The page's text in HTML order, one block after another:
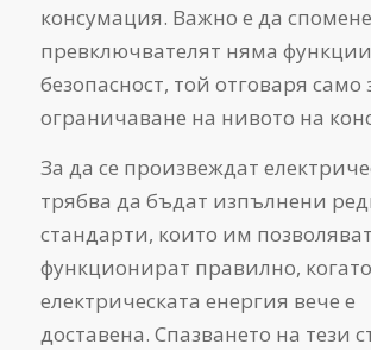
консумация. Важно е да
превключвателят няма функции
безопасност, той отговаря само
ограничаване на нивото на
За да се произвеждат
трябва да бъдат изпълнени
стандарти, които им
функционират правилно, когато
електрическата енергия вече е
доставена. Спазването на тези